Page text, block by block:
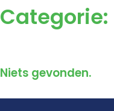
Categorie:
Niets gevonden.